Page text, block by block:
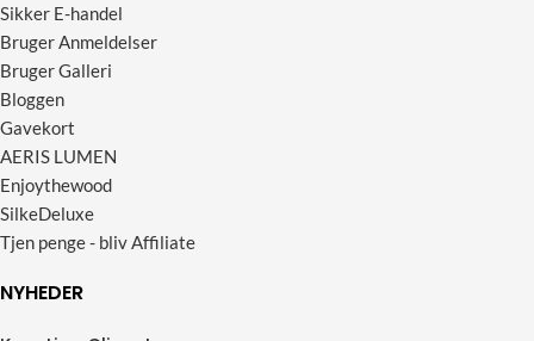
Sikker E-handel
Bruger Anmeldelser
Bruger Galleri
Bloggen
Gavekort
AERIS LUMEN
Enjoythewood
SilkeDeluxe
Tjen penge - bliv Affiliate
NYHEDER